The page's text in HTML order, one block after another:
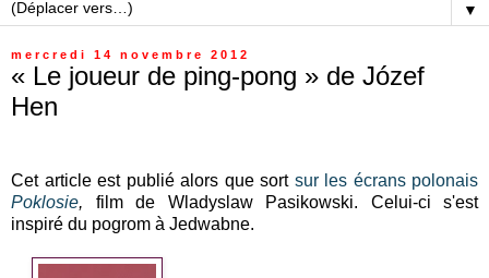
▼
mercredi 14 novembre 2012
« Le joueur de ping-pong » de Józef
Hen
Cet article est publié alors que sort sur les écrans polonais
Poklosie, film de Wladyslaw Pasikowski. Celui-ci s'est
inspiré du pogrom à Jedwabne.